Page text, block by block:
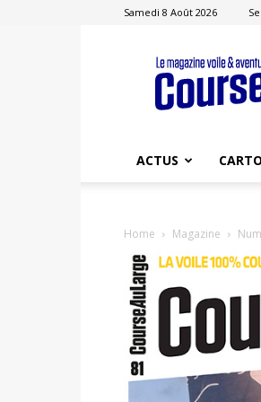
Samedi 8 Août 2026
ACTUS
Home Magazine